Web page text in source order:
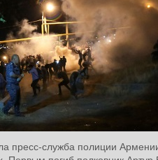
пресс-служба полиции